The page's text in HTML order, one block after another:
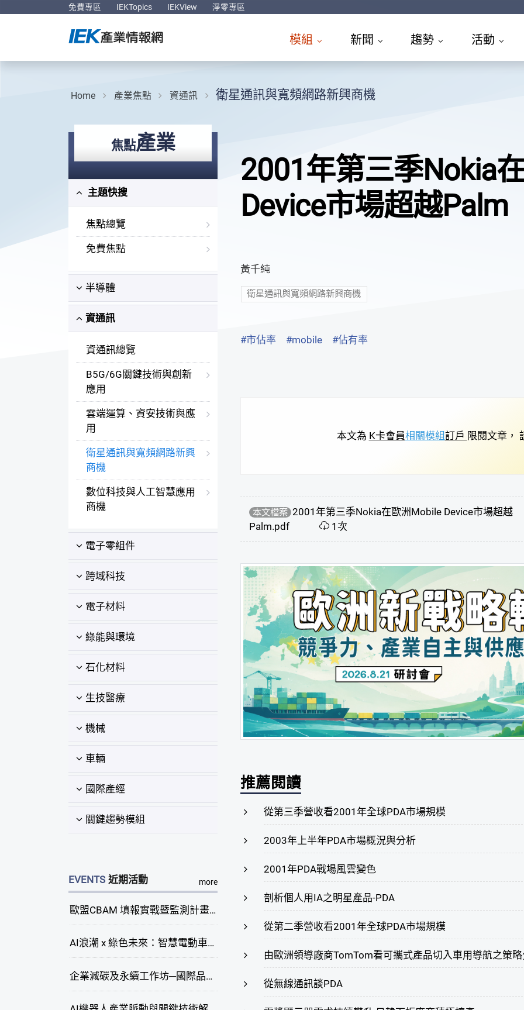
免費專區 IEKTopics IEKView 淨零專區
模組 新聞 趨勢 活動
Home 產業焦點 資通訊 衛星通訊與寬頻網路新興商機
焦點產業
主題快搜
焦點總覽
免費焦點
半導體
資通訊
資通訊總覽
B5G/6G關鍵技術與創新
應用
雲端運算、資安技術與應
用
衛星通訊與寬頻網路新興
商機
數位科技與人工智慧應用
商機
電子零組件
跨域科技
電子材料
綠能與環境
石化材料
生技醫療
機械
車輛
國際產經
關鍵趨勢模組
EVENTS 近期活動 more
歐盟CBAM 填報實戰暨監測計畫說明會(臺中場)
AI浪潮 x 綠色未來：智慧電動車新商機研討會
企業減碳及永續工作坊─國際品牌綠色供應鏈永續管理與實務演練(臺中場)
2001年第三季Nokia
Device市場超越Palm
黃千純
衛星通訊與寬頻網路新興商機
#市佔率 #mobile #佔有率
本文為 K卡會員相關模組訂戶 限閱文章，
本文檔案 2001年第三季Nokia在歐洲Mobile Device市場超越
Palm.pdf
1次
推薦閱讀
從第三季營收看2001年全球PDA市場規模
2003年上半年PDA市場概況與分析
2001年PDA戰場風雲變色
剖析個人用IA之明星產品-PDA
從第二季營收看2001年全球PDA市場規模
由歐洲領導廠商TomTom看可攜式產品切入車用導航之策
從無線通訊談PDA